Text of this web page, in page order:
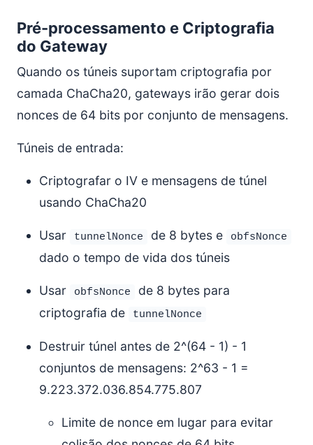
Pré-processamento e Criptografia
do Gateway
Quando os túneis suportam criptografia por
camada ChaCha20, gateways irão gerar dois
nonces de 64 bits por conjunto de mensagens.
Túneis de entrada:
Criptografar o IV e mensagens de túnel
usando ChaCha20
Usar tunnelNonce de 8 bytes e obfsNonce
dado o tempo de vida dos túneis
Usar obfsNonce
de 8 bytes para
criptografia de
tunnelNonce
Destruir túnel antes de 2^(64 - 1) - 1
conjuntos de mensagens: 2^63 - 1 =
9.223.372.036.854.775.807
Limite de nonce em lugar para evitar